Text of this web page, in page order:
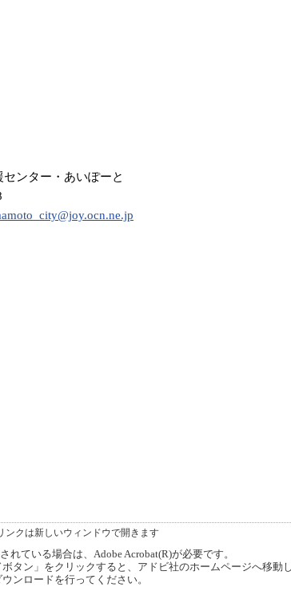
ンター・あいぽーと
ンクは新しいウィンドウで開きます
ている場合は、Adobe Acrobat(R)が必要です。
タン」をクリックすると、アドビ社のホームページへ移動
ンロードを行ってください。